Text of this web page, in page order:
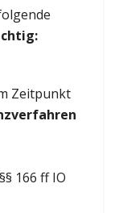
Zeitpunkt
166 ff IO